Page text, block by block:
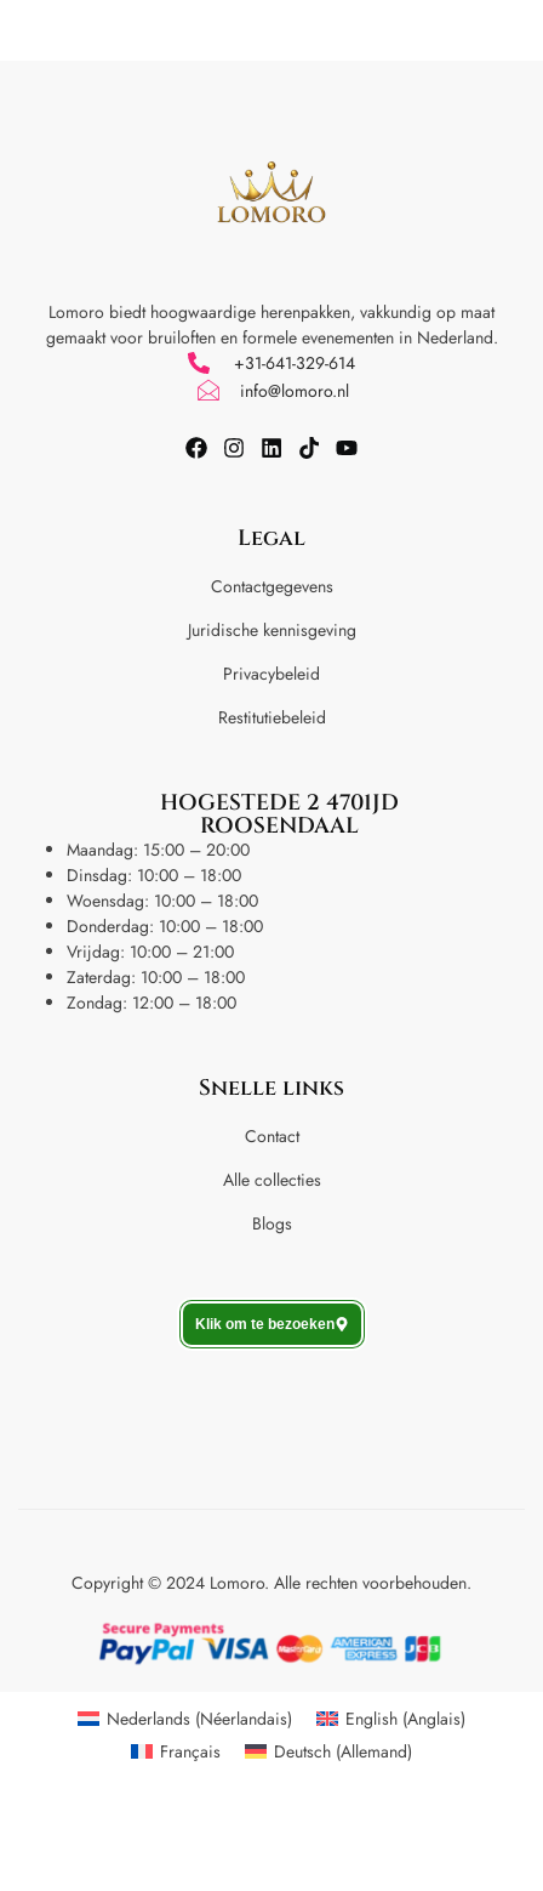
Lomoro biedt hoogwaardige herenpakken, vakkundig op maat
gemaakt voor bruiloften en formele evenementen in Nederland.
+31-641-329-614
info@lomoro.nl
Legal
Contactgegevens
Juridische kennisgeving
Privacybeleid
Restitutiebeleid
HOGESTEDE 2 4701JD
ROOSENDAAL
Maandag: 15:00 – 20:00
Dinsdag: 10:00 – 18:00
Woensdag: 10:00 – 18:00
Donderdag: 10:00 – 18:00
Vrijdag: 10:00 – 21:00
Zaterdag: 10:00 – 18:00
Zondag: 12:00 – 18:00
Snelle links
Contact
Alle collecties
Blogs
Klik om te bezoeken
Copyright © 2024 Lomoro. Alle rechten voorbehouden.
Nederlands (Néerlandais) English(Anglais)
Français
Deutsch(Allemand)